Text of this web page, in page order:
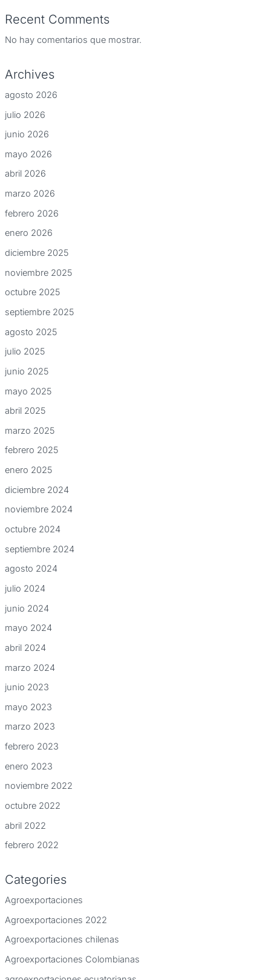
Recent Comments
No hay comentarios que mostrar.
Archives
agosto 2026
julio 2026
junio 2026
mayo 2026
abril 2026
marzo 2026
febrero 2026
enero 2026
diciembre 2025
noviembre 2025
octubre 2025
septiembre 2025
agosto 2025
julio 2025
junio 2025
mayo 2025
abril 2025
marzo 2025
febrero 2025
enero 2025
diciembre 2024
noviembre 2024
octubre 2024
septiembre 2024
agosto 2024
julio 2024
junio 2024
mayo 2024
abril 2024
marzo 2024
junio 2023
mayo 2023
marzo 2023
febrero 2023
enero 2023
noviembre 2022
octubre 2022
abril 2022
febrero 2022
Categories
Agroexportaciones
Agroexportaciones 2022
Agroexportaciones chilenas
Agroexportaciones Colombianas